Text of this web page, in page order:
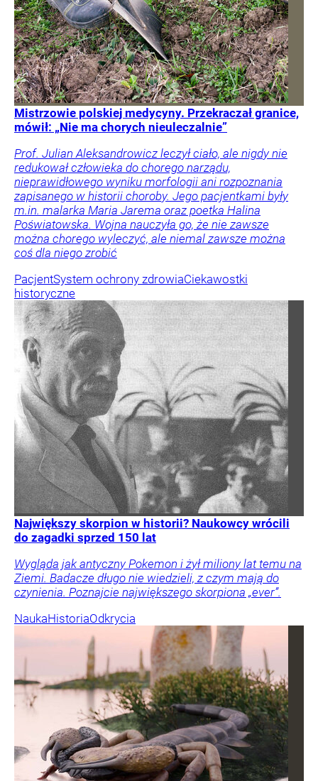
Mistrzowie polskiej medycyny. Przekraczał granice,
mówił: „Nie ma chorych nieuleczalnie”
Prof. Julian Aleksandrowicz leczył ciało, ale nigdy nie
redukował człowieka do chorego narządu,
nieprawidłowego wyniku morfologii ani rozpoznania
zapisanego w historii choroby. Jego pacjentkami były
m.in. malarka Maria Jarema oraz poetka Halina
Poświatowska. Wojna nauczyła go, że nie zawsze
można chorego wyleczyć, ale niemal zawsze można
coś dla niego zrobić
PacjentSystem ochrony zdrowiaCiekawostki
historyczne
Największy skorpion w historii? Naukowcy wrócili
do zagadki sprzed 150 lat
Wygląda jak antyczny Pokemon i żył miliony lat temu na
Ziemi. Badacze długo nie wiedzieli, z czym mają do
czynienia. Poznajcie największego skorpiona „ever”.
NaukaHistoriaOdkrycia